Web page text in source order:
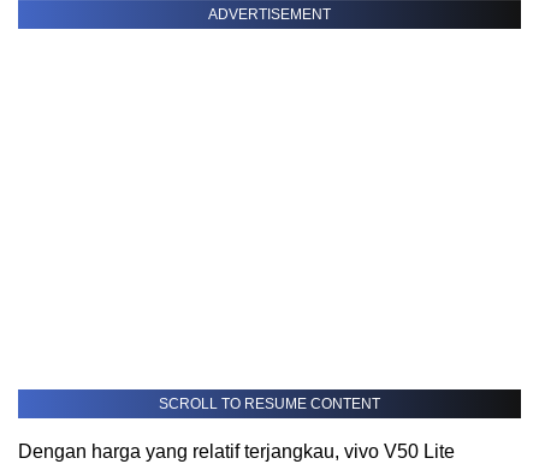
ADVERTISEMENT
SCROLL TO RESUME CONTENT
Dengan harga yang relatif terjangkau, vivo V50 Lite